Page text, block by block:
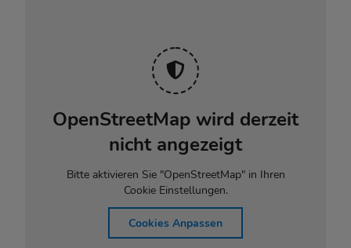
OpenStreetMap wird derzeit
nicht angezeigt
Bitte aktivieren Sie "OpenStreetMap" in Ihren
Cookie Einstellungen.
Cookies Anpassen